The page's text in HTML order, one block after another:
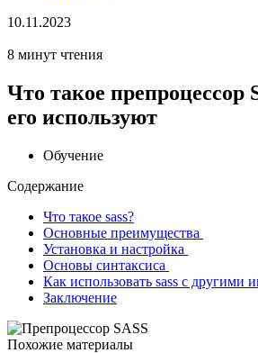
10.11.2023
8 минут чтения
Что такое препроцессор
его используют
Обучение
Содержание
Что такое sass?
Основные преимущества
Установка и настройка
Основы синтаксиса
Как использовать sass с другими
Заключение
Похожие материалы